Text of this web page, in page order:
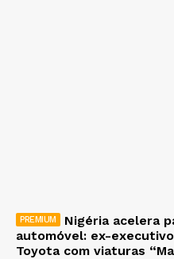
Nigéria acelera
automóvel: ex-
Toyota com viaturas